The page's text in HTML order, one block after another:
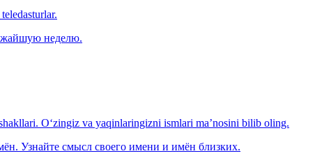
неделю.
O‘zingiz va yaqinlaringizni ismlari ma’nosini bilib oling.
Узнайте смысл своего имени и имён близких.